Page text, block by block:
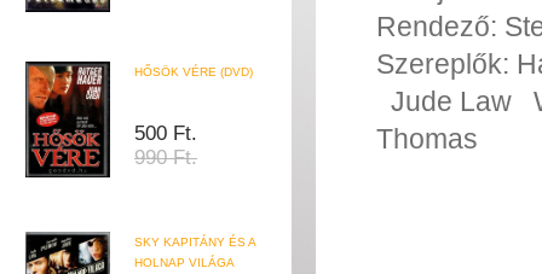
HŐSÖK VÉRE (DVD)
500 Ft.
990 Ft.
SKY KAPITÁNY ÉS A
HOLNAP VILÁGA
Rendező:
Szereplők:
Jude Law
Thomas